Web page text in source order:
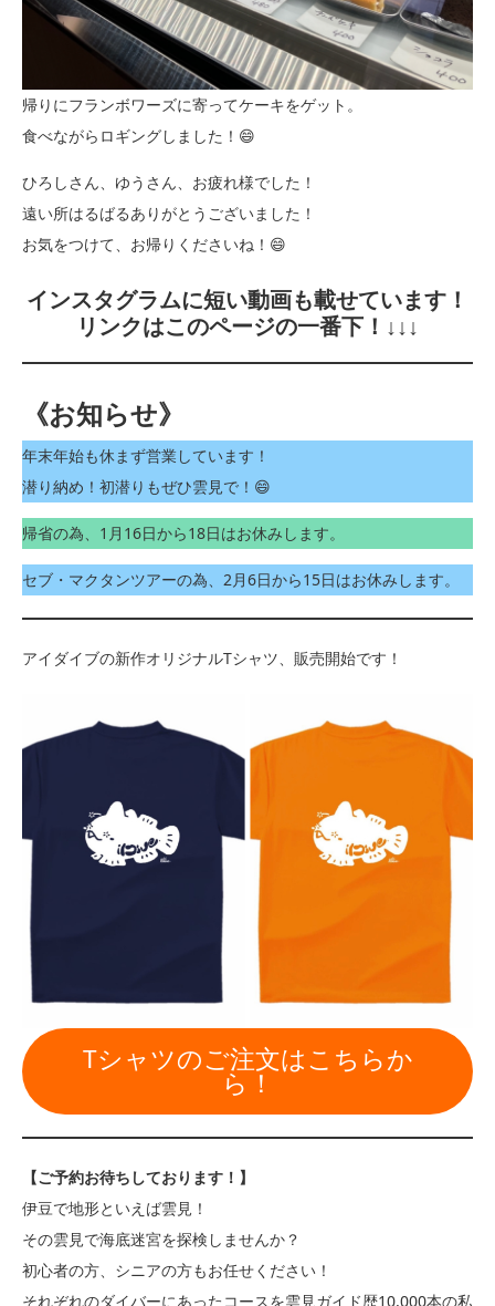
帰りにフランボワーズに寄ってケーキをゲット。
食べながらロギングしました！😄
ひろしさん、ゆうさん、お疲れ様でした！
遠い所はるばるありがとうございました！
お気をつけて、お帰りくださいね！😄
インスタグラムに短い動画も載せています！
リンクはこのページの一番下！↓↓↓
《お知らせ》
年末年始も休まず営業しています！
潜り納め！初潜りもぜひ雲見で！😄
帰省の為、1月16日から18日はお休みします。
セブ・マクタンツアーの為、2月6日から15日はお休みします。
アイダイブの新作オリジナルTシャツ、販売開始です！
Tシャツのご注文はこちらか
ら！
【ご予約お待ちしております！】
伊豆で地形といえば雲見！
その雲見で海底迷宮を探検しませんか？
初心者の方、シニアの方もお任せください！
それぞれのダイバーにあったコースを雲見ガイド歴10,000本の私